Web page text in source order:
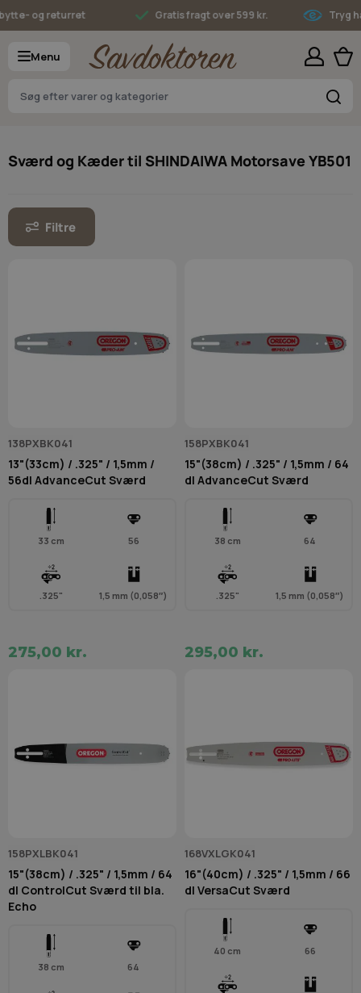
Skip to Content
og returret Gratis fragt over 599 kr. Tryg
Menu
Sværd og Kæder til SHINDAIWA Motorsave YB501
Filtre
138PXBK041
13"(33cm) / .325" / 1,5mm /
56dl AdvanceCut Sværd
33 cm 56
.325" 1,5 mm (0,058″)
275,00 kr.
158PXBK041
15"(38cm) / .325" / 1,5mm / 64
dl AdvanceCut Sværd
38 cm 64
.325" 1,5 mm (0,058″)
295,00 kr.
158PXLBK041
15"(38cm) / .325" / 1,5mm / 64
dl ControlCut Sværd til bla.
Echo
38 cm 64
168VXLGK041
16"(40cm) / .325" / 1,5mm / 66
dl VersaCut Sværd
40 cm 66